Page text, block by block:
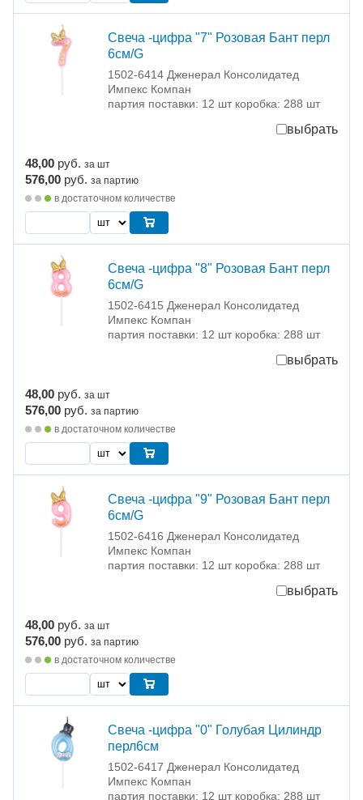
Свеча -цифра "7" Розовая Бант перл
6см/G
1502-6414 Дженерал Консолидатед
Импекс Компан
партия поставки: 12 шт коробка: 288 шт
выбрать
48,00 руб. за шт
576,00 руб. за партию
в достаточном количестве
Свеча -цифра "8" Розовая Бант перл
6см/G
1502-6415 Дженерал Консолидатед
Импекс Компан
партия поставки: 12 шт коробка: 288 шт
выбрать
48,00 руб. за шт
576,00 руб. за партию
в достаточном количестве
Свеча -цифра "9" Розовая Бант перл
6см/G
1502-6416 Дженерал Консолидатед
Импекс Компан
партия поставки: 12 шт коробка: 288 шт
выбрать
48,00 руб. за шт
576,00 руб. за партию
в достаточном количестве
Свеча -цифра "0" Голубая Цилиндр
перл6см
1502-6417 Дженерал Консолидатед
Импекс Компан
партия поставки: 12 шт коробка: 288 шт